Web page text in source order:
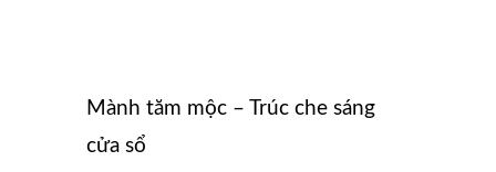
Mành tăm mộc – Trúc che sáng
cửa sổ